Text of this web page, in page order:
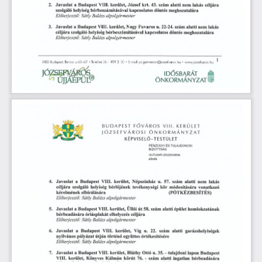
2. Javaslat a Budapest VIII. kerület, József krt. 43. szám alatti nem lakás céljára
szolgáló helyiség bérbeszámításával kapcsolatos döntés meghozatalára
Előterjesztő: Sátly Balázs alpolgármester
3. Javaslat a Budapest VIII. kerület, Nagy Fuvaros u. 22-24. szám alatti nem lakás
céljára szolgáló helyiség bérbeszámításával kapcsolatos döntés meghozatalára
Előterjesztő: Sátly Balázs alpolgármester
1082 Budapest, Baross u. 63-67. ’ Telefon: 06 459 2100 • E-mail: polgarmester@jozsefvaros.hu • vvww.jozsefvaros.hu
JÓZSEFVÁROS IDŐSBARÁT
Ä
o ÚJJÁÉPÜL® ÖNKORMÁNYZATÉ